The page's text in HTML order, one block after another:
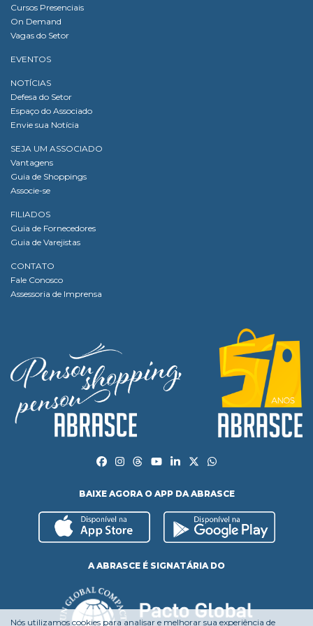
Cursos Presenciais
On Demand
Vagas do Setor
EVENTOS
NOTÍCIAS
Defesa do Setor
Espaço do Associado
Envie sua Notícia
SEJA UM ASSOCIADO
Vantagens
Guia de Shoppings
Associe-se
FILIADOS
Guia de Fornecedores
Guia de Varejistas
CONTATO
Fale Conosco
Assessoria de Imprensa
BAIXE AGORA O APP DA ABRASCE
A ABRASCE É SIGNATÁRIA DO
Nós utilizamos cookies para analisar e melhorar sua experiência de